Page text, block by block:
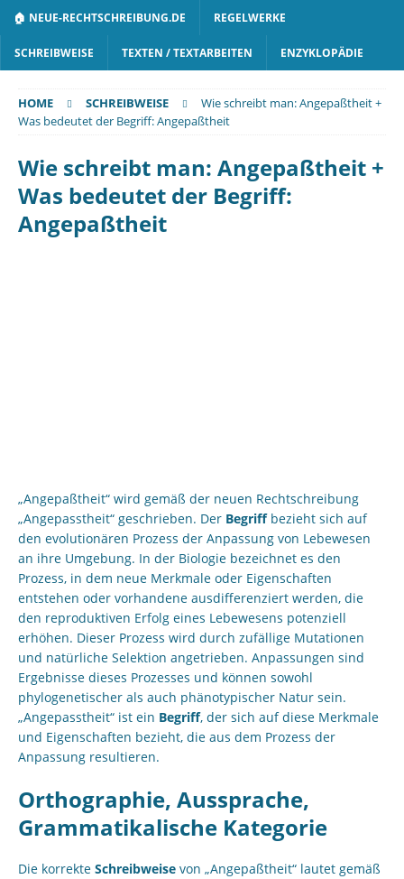
🏠 NEUE-RECHTSCHREIBUNG.DE REGELWERKE
SCHREIBWEISE TEXTEN / TEXTARBEITEN ENZYKLOPÄDIE
HOME SCHREIBWEISE
Wie schreibt man: Angepaßtheit +
Was bedeutet der Begriff: Angepaßtheit
Wie schreibt man: Angepaßtheit +
Was bedeutet der Begriff:
Angepaßtheit
„Angepaßtheit“ wird gemäß der neuen Rechtschreibung
„Angepasstheit“ geschrieben. Der Begriffbezieht sich auf
den evolutionären Prozess der Anpassung von Lebewesen
an ihre Umgebung. In der Biologie bezeichnet es den
Prozess, in dem neue Merkmale oder Eigenschaften
entstehen oder vorhandene ausdifferenziert werden, die
den reproduktiven Erfolg eines Lebewesens potenziell
erhöhen. Dieser Prozess wird durch zufällige Mutationen
und natürliche Selektion angetrieben. Anpassungen sind
Ergebnisse dieses Prozesses und können sowohl
phylogenetischer als auch phänotypischer Natur sein.
„Angepasstheit“ ist ein Begriff, der sich auf diese Merkmale
und Eigenschaften bezieht, die aus dem Prozess der
Anpassung resultieren.
Orthographie, Aussprache,
Grammatikalische Kategorie
Die korrekte Schreibweise von „Angepaßtheit“ lautet gemäß